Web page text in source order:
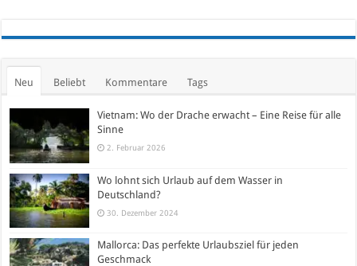
Neu Beliebt Kommentare Tags
Vietnam: Wo der Drache erwacht – Eine Reise für alle
Sinne
2. Februar 2026
Wo lohnt sich Urlaub auf dem Wasser in
Deutschland?
30. Dezember 2024
Mallorca: Das perfekte Urlaubsziel für jeden
Geschmack